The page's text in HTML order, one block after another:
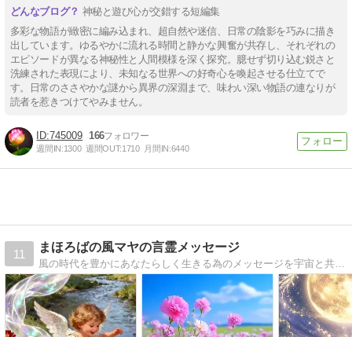
神秘と遊び心が交錯する短編集
多彩な物語が緻密に編み込まれ、超自然や迷信、日常の陰影を巧みに描き
出しています。ゆるやかに流れる時間と静かな興奮が共存し、それぞれの
エピソードが異なる神秘性と人間模様を深く探究。臆せず切り込む鋭さと
洗練された表現により、未知なる世界への好奇心を喚起させる仕立てで
す。日常のささやかな謎から異界の深淵まで、味わい深い物語の連なりが
読者を惹きつけてやみません。
745009 166
週間IN:1300 週間OUT:1710 月間IN:6440
11
まほろばの風マヤの言霊メッセージ